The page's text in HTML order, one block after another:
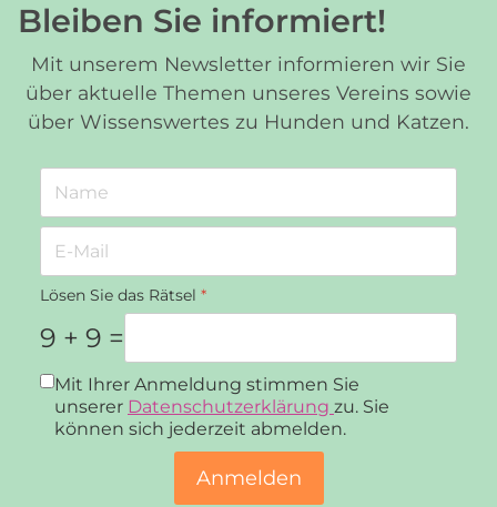
Bleiben Sie informiert!
Mit unserem Newsletter informieren wir Sie
über aktuelle Themen unseres Vereins sowie
über Wissenswertes zu Hunden und Katzen.
Lösen Sie das Rätsel *
9 + 9 =
Datenschutz*
Mit Ihrer Anmeldung stimmen Sie
unserer Datenschutzerklärung zu. Sie
können sich jederzeit abmelden.
Anmelden